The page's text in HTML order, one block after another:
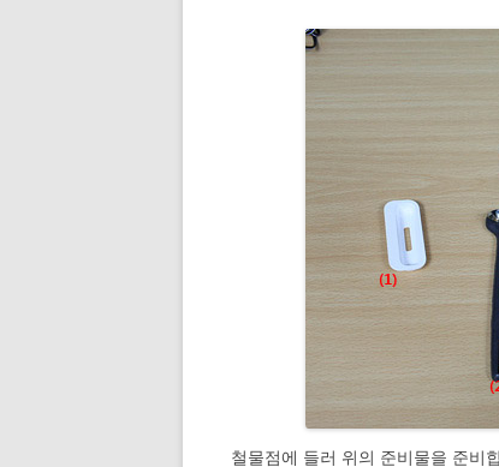
철물점에 들러 위의 준비물을 준비